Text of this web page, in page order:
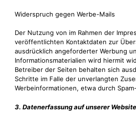
Widerspruch gegen Werbe-Mails
Der Nutzung von im Rahmen der
veröffentlichten Kontaktdaten zur
ausdrücklich angeforderter Werbung
Informationsmaterialien wird hiermit
Betreiber der Seiten behalten sich
Schritte im Falle der unverlangten
Werbeinformationen, etwa durch
3. Datenerfassung auf unserer Website